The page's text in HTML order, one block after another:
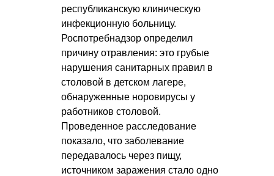
республиканскую клиническую
инфекционную больницу.
Роспотребнадзор определил
причину отравления: это грубые
нарушения санитарных правил в
столовой в детском лагере,
обнаруженные норовирусы у
работников столовой.
Проведенное расследование
показало, что заболевание
передавалось через пищу,
источником заражения стало одно